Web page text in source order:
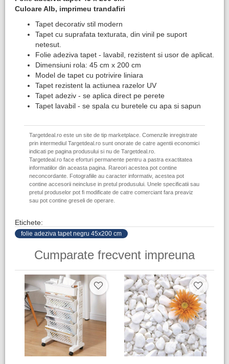
Culoare Alb, imprimeu trandafiri
Tapet decorativ stil modern
Tapet cu suprafata texturata, din vinil pe suport
netesut.
Folie adeziva tapet - lavabil, rezistent si usor de aplicat.
Dimensiuni rola: 45 cm x 200 cm
Model de tapet cu potrivire liniara
Tapet rezistent la actiunea razelor UV
Tapet adeziv - se aplica direct pe perete
Tapet lavabil - se spala cu buretele cu apa si sapun
Targetdeal.ro este un site de tip marketplace. Comenzile inregistrate
prin intermediul Targetdeal.ro sunt onorate de catre agentii economici
indicati pe pagina produsului si nu de Targetdeal.ro.
Targetdeal.ro face eforturi permanente pentru a pastra exactitatea
informatiilor din aceasta pagina. Rareori acestea pot contine
neconcordante. Fotografiile au caracter informativ, acestea pot
contine accesorii neincluse in pretul produsului. Unele specificatii sau
pretul produselor pot fi modificate de catre comerciant fara preaviz
sau pot contine greseli de operare.
Etichete:
folie adeziva tapet negru 45x200 cm
Cumparate frecvent impreuna